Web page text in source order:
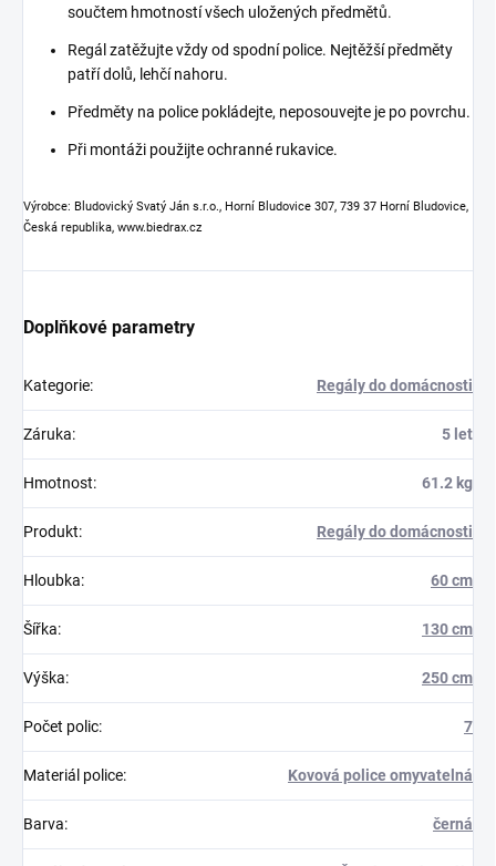
součtem hmotností všech uložených předmětů.
Regál zatěžujte vždy od spodní police. Nejtěžší předměty
patří dolů, lehčí nahoru.
Předměty na police pokládejte, neposouvejte je po povrchu.
Při montáži použijte ochranné rukavice.
Výrobce: Bludovický Svatý Ján s.r.o., Horní Bludovice 307, 739 37 Horní Bludovice,
Česká republika, www.biedrax.cz
Doplňkové parametry
Kategorie: Regály do domácnosti
Záruka: 5 let
Hmotnost: 61.2 kg
Produkt: Regály do domácnosti
Hloubka: 60 cm
Šířka: 130 cm
Výška: 250 cm
Počet polic: 7
Materiál police: Kovová police omyvatelná
Barva: černá